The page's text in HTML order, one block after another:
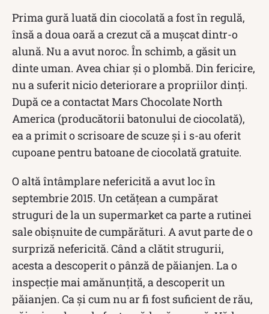
Prima gură luată din ciocolată a fost în regulă,
însă a doua oară a crezut că a mușcat dintr-o
alună. Nu a avut noroc. În schimb, a găsit un
dinte uman. Avea chiar și o plombă. Din fericire,
nu a suferit nicio deteriorare a propriilor dinți.
După ce a contactat Mars Chocolate North
America (producătorii batonului de ciocolată),
ea a primit o scrisoare de scuze și i s-au oferit
cupoane pentru batoane de ciocolată gratuite.
O altă întâmplare nefericită a avut loc în
septembrie 2015. Un cetățean a cumpărat
struguri de la un supermarket ca parte a rutinei
sale obișnuite de cumpărături. A avut parte de o
surpriză nefericită. Când a clătit strugurii,
acesta a descoperit o pânză de păianjen. La o
inspecție mai amănunțită, a descoperit un
păianjen. Ca și cum nu ar fi fost suficient de rău,